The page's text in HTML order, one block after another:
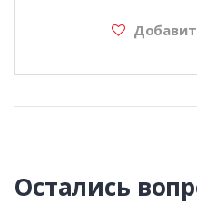
Остались